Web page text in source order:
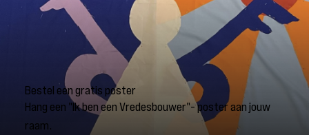
Bestel een gratis poster
Hang een "Ik ben een Vredesbouwer"- poster aan jouw
raam.